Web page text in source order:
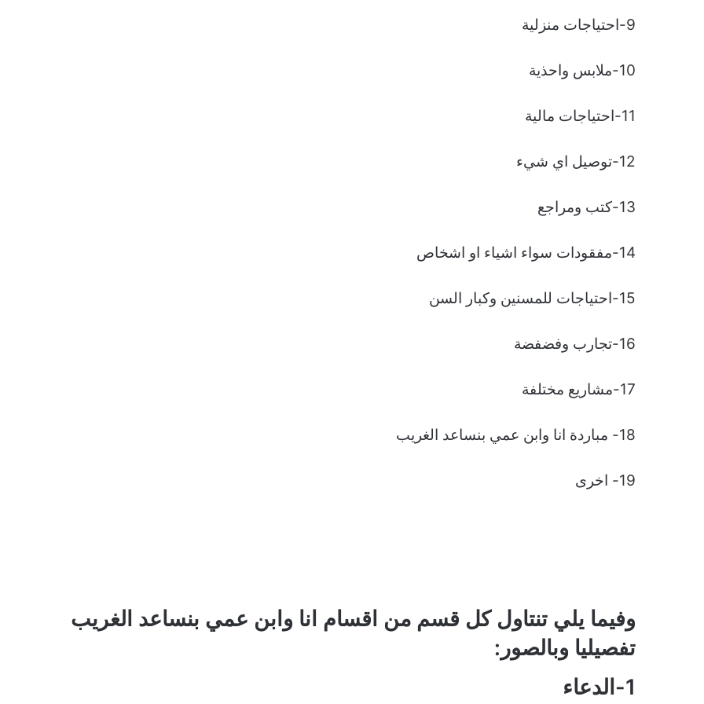
9-احتياجات منزلية
10-ملابس واحذية
11-احتياجات مالية
12-توصيل اي شيء
13-كتب ومراجع
14-مفقودات سواء اشياء او اشخاص
15-احتياجات للمسنين وكبار السن
16-تجارب وفضفضة
17-مشاريع مختلفة
18- مباردة انا وابن عمي بنساعد الغريب
19- اخرى
وفيما يلي تنتاول كل قسم من اقسام انا وابن عمي بنساعد الغريب
تفصيليا وبالصور:
1-الدعاء